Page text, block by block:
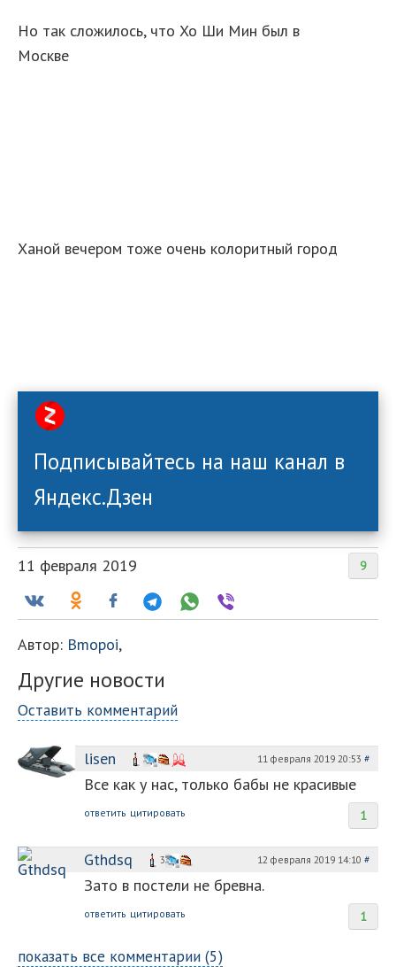
Но так сложилось, что Хо Ши Мин был в
Москве
Ханой вечером тоже очень колоритный город
Подписывайтесь на наш канал в
Яндекс.Дзен
9
11 февраля 2019
Автор: Bmopoi,
Другие новости
Оставить комментарий
lisen 11 февраля 2019 20:53 #
Все как у нас, только бабы не красивые
1
ответить цитировать
Gthdsq 12 февраля 2019 14:10 #
3
Зато в постели не бревна.
1
ответить цитировать
показать все комментарии (5)